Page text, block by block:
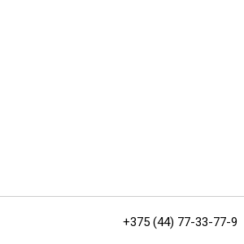
+375 (44) 77-33-77-9